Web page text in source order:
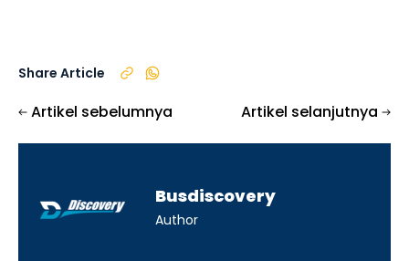
Share Article
Artikel sebelumnya Artikel selanjutnya
Busdiscovery
Author